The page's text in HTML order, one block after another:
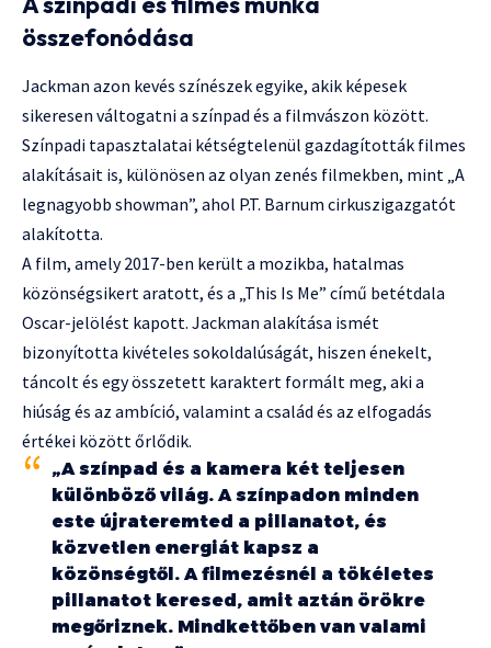
összefonódása
Jackman azon kevés színészek egyike, akik képesek
sikeresen váltogatni a színpad és a filmvászon között.
Színpadi tapasztalatai kétségtelenül gazdagították filmes
alakításait is, különösen az olyan zenés filmekben, mint „A
legnagyobb showman”, ahol P.T. Barnum cirkuszigazgatót
alakította.
A film, amely 2017-ben került a mozikba, hatalmas
közönségsikert aratott, és a „This Is Me” című betétdala
Oscar-jelölést kapott. Jackman alakítása ismét
bizonyította kivételes sokoldalúságát, hiszen énekelt,
táncolt és egy összetett karaktert formált meg, aki a
hiúság és az ambíció, valamint a család és az elfogadás
értékei között őrlődik.
„A színpad és a kamera két teljesen
különböző világ. A színpadon minden
este újrateremted a pillanatot, és
közvetlen energiát kapsz a
közönségtől. A filmezésnél a tökéletes
pillanatot keresed, amit aztán örökre
megőriznek. Mindkettőben van valami